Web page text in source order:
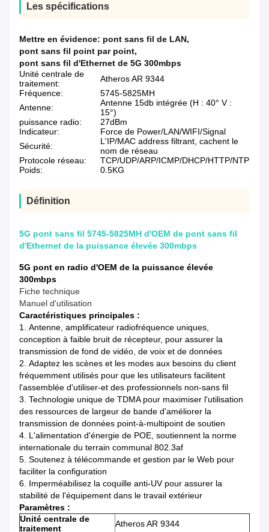
Les spécifications
Mettre en évidence: pont sans fil de LAN,
pont sans fil point par point,
pont sans fil d'Ethernet de 5G 300mbps
Unité centrale de
traitement:
Atheros AR 9344
Fréquence:
5745-5825MH
Antenne:
Antenne 15db intégrée (H : 40° V :
15°)
puissance radio:
27dBm
Indicateur:
Force de Power/LAN/WIFI/Signal
Sécurité:
L'IP/MAC address filtrant, cachent le
nom de réseau
Protocole réseau:
TCP/UDP/ARP/ICMP/DHCP/HTTP/NTP
Poids:
0.5KG
Définition
5G pont sans fil 5745-5825MH d'OEM de pont sans fil
d'Ethernet de la puissance élevée 300mbps
5G pont en radio d'OEM de la puissance élevée
300mbps
Fiche technique
Manuel d'utilisation
Caractéristiques principales :
1. Antenne, amplificateur radiofréquence uniques,
conception à faible bruit de récepteur, pour assurer la
transmission de fond de vidéo, de voix et de données
2. Adaptez les scènes et les modes aux besoins du client
fréquemment utilisés pour que les utilisateurs facilitent
l'assemblée d'utiliser-et des professionnels non-sans fil
3. Technologie unique de TDMA pour maximiser l'utilisation
des ressources de largeur de bande d'améliorer la
transmission de données point-à-multipoint de soutien
4. L'alimentation d'énergie de POE, soutiennent la norme
internationale du terrain communal 802.3af
5. Soutenez à télécommande et gestion par le Web pour
faciliter la configuration
6. Imperméabilisez la coquille anti-UV pour assurer la
stabilité de l'équipement dans le travail extérieur
Paramètres :
Unité centrale de
traitement
Atheros AR 9344